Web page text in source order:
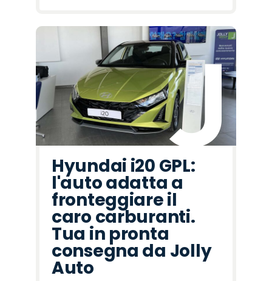
Hyundai i20 GPL:
l'auto adatta a
fronteggiare il
caro carburanti.
Tua in pronta
consegna da Jolly
Auto